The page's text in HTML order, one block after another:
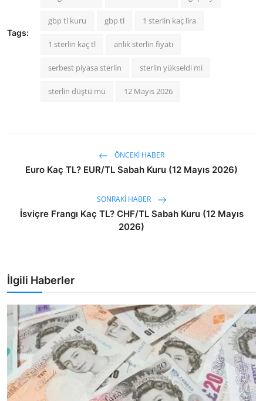
Tags:
gbp tl kuru gbp tl 1 sterlin kaç lira
1 sterlin kaç tl anlık sterlin fiyatı
serbest piyasa sterlin sterlin yükseldi mi
sterlin düştü mü 12 Mayıs 2026
ÖNCEKI HABER
Euro Kaç TL? EUR/TL Sabah Kuru (12 Mayıs 2026)
SONRAKI HABER
İsviçre Frangı Kaç TL? CHF/TL Sabah Kuru (12 Mayıs
2026)
İlgili Haberler